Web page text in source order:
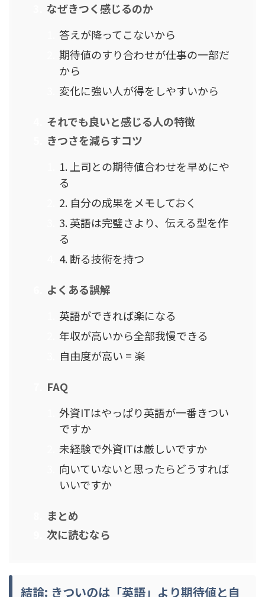
なぜきつく感じるのか
答えが降ってこないから
期待値のすり合わせが仕事の一部だ
から
変化に強い人が得をしやすいから
それでも良いと感じる人の特徴
きつさを減らすコツ
1. 上司との期待値合わせを早めにや
る
2. 自分の成果をメモしておく
3. 英語は完璧さより、伝える型を作
る
4. 断る技術を持つ
よくある誤解
英語ができれば楽になる
年収が高いから全部我慢できる
自由度が高い = 楽
FAQ
外資ITはやっぱり英語が一番きつい
ですか
未経験で外資ITは厳しいですか
向いていないと思ったらどうすれば
いいですか
まとめ
次に読むなら
結論: きついのは「英語」より期待値と自